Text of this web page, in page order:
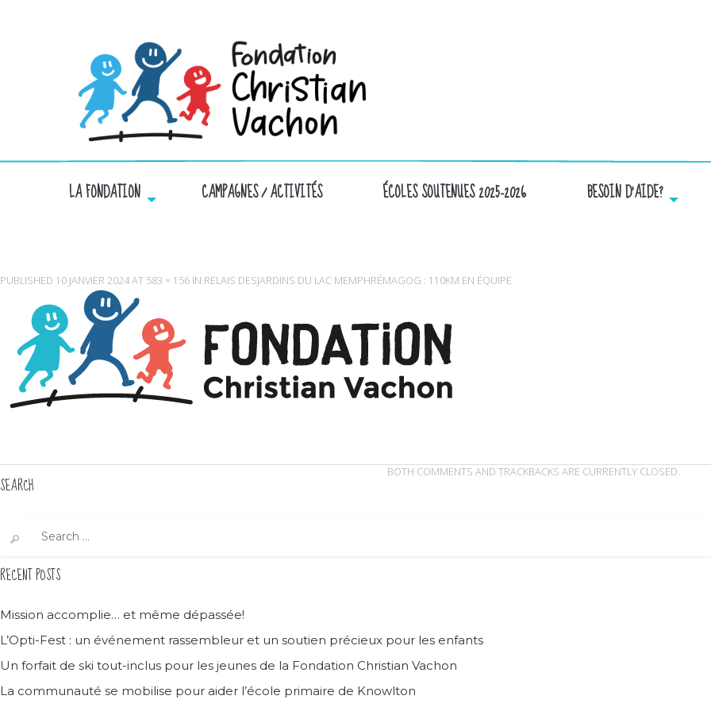
LA FONDATION CAMPAGNES / ACTIVITÉS ÉCOLES SOUTENUES 2025-2026 BESOIN D’AIDE?
PUBLISHED 10 JANVIER 2024AT 583 × 156 IN RELAIS DESJARDINS DU LAC MEMPHRÉMAGOG : 110KM EN ÉQUIPE
BOTH COMMENTS AND TRACKBACKS ARE CURRENTLY CLOSED.
SEARCH
for:
RECENT POSTS
Mission accomplie… et même dépassée!
L’Opti-Fest : un événement rassembleur et un soutien précieux pour les enfants
Un forfait de ski tout-inclus pour les jeunes de la Fondation Christian Vachon
La communauté se mobilise pour aider l’école primaire de Knowlton